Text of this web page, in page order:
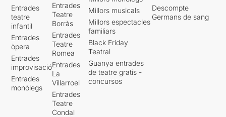
Entrades
teatre
infantil
Entrades
òpera
Entrades
improvisació
Entrades
monòlegs
Entrades
Teatre
Borràs
Entrades
Teatre
Romea
Entrades
La
Villarroel
Entrades
Teatre
Condal
Millors musicals
Millors espectacles
familiars
Black Friday
Teatral
Guanya entrades
de teatre gratis -
concursos
Descompte
Germans de sang